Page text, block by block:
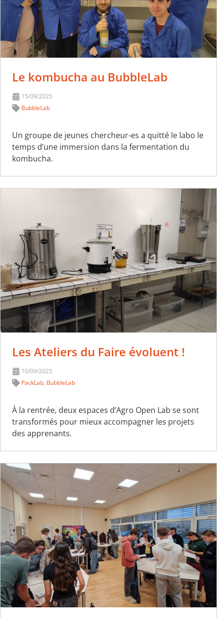
Le kombucha au BubbleLab
15/09/2025
BubbleLab
Un groupe de jeunes chercheur-es a quitté le labo le
temps d’une immersion dans la fermentation du
kombucha.
Les Ateliers du Faire évoluent !
10/09/2025
PackLab, BubbleLab
À la rentrée, deux espaces d’Agro Open Lab se sont
transformés pour mieux accompagner les projets
des apprenants.